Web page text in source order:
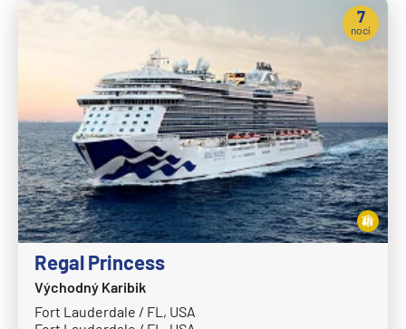
Regal Princess
Východný Karibik
Fort Lauderdale / FL, USA
7
nocí